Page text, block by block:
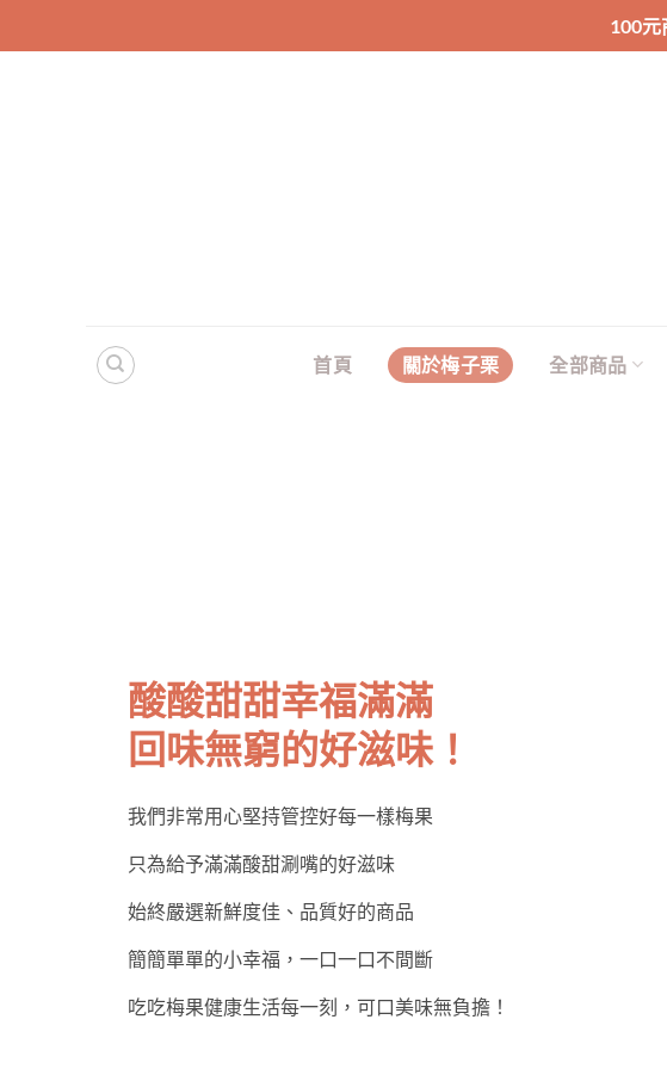
100元商品
首頁 關於梅子栗 全部商品
酸酸甜甜幸福滿滿
回味無窮的好滋味！
我們非常用心堅持管控好每一樣梅果
只為給予滿滿酸甜涮嘴的好滋味
始終嚴選新鮮度佳、品質好的商品
簡簡單單的小幸福，一口一口不間斷
吃吃梅果健康生活每一刻，可口美味無負擔！